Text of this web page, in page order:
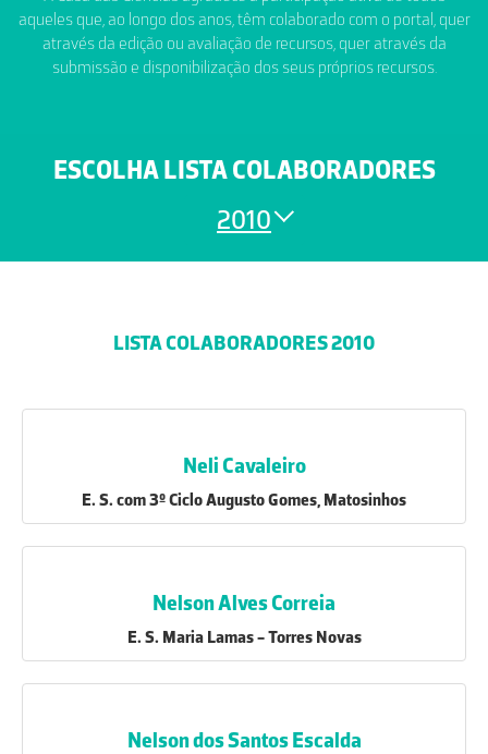
aqueles que, ao longo dos anos, têm colaborado com o portal, quer
através da edição ou avaliação de recursos, quer através da
submissão e disponibilização dos seus próprios recursos.
ESCOLHA LISTA COLABORADORES
2010
LISTA COLABORADORES 2010
Neli Cavaleiro
E. S. com 3º Ciclo Augusto Gomes, Matosinhos
Nelson Alves Correia
E. S. Maria Lamas - Torres Novas
Nelson dos Santos Escalda